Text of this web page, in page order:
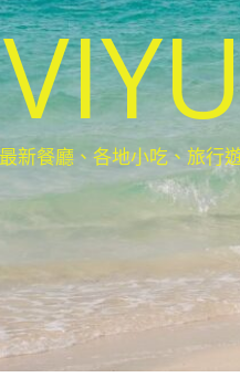
新餐廳、各地小吃、旅